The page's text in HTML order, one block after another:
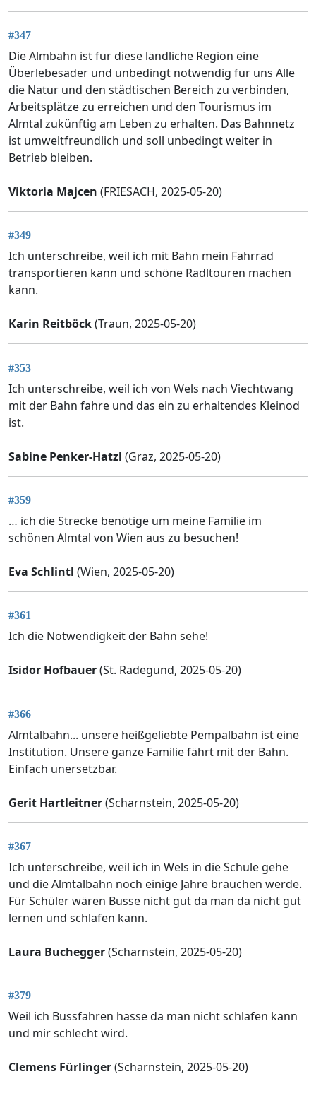
#347
Die Almbahn ist für diese ländliche Region eine
Überlebesader und unbedingt notwendig für uns Alle
die Natur und den städtischen Bereich zu verbinden,
Arbeitsplätze zu erreichen und den Tourismus im
Almtal zukünftig am Leben zu erhalten. Das Bahnnetz
ist umweltfreundlich und soll unbedingt weiter in
Betrieb bleiben.
Viktoria Majcen (FRIESACH, 2025-05-20)
#349
Ich unterschreibe, weil ich mit Bahn mein Fahrrad
transportieren kann und schöne Radltouren machen
kann.
Karin Reitböck(Traun, 2025-05-20)
#353
Ich unterschreibe, weil ich von Wels nach Viechtwang
mit der Bahn fahre und das ein zu erhaltendes Kleinod
ist.
Sabine Penker-Hatzl (Graz, 2025-05-20)
#359
… ich die Strecke benötige um meine Familie im
schönen Almtal von Wien aus zu besuchen!
Eva Schlintl (Wien, 2025-05-20)
#361
Ich die Notwendigkeit der Bahn sehe!
Isidor Hofbauer(St. Radegund, 2025-05-20)
#366
Almtalbahn... unsere heißgeliebte Pempalbahn ist eine
Institution. Unsere ganze Familie fährt mit der Bahn.
Einfach unersetzbar.
Gerit Hartleitner(Scharnstein, 2025-05-20)
#367
Ich unterschreibe, weil ich in Wels in die Schule gehe
und die Almtalbahn noch einige Jahre brauchen werde.
Für Schüler wären Busse nicht gut da man da nicht gut
lernen und schlafen kann.
Laura Buchegger(Scharnstein, 2025-05-20)
#379
Weil ich Bussfahren hasse da man nicht schlafen kann
und mir schlecht wird.
Clemens Fürlinger(Scharnstein, 2025-05-20)